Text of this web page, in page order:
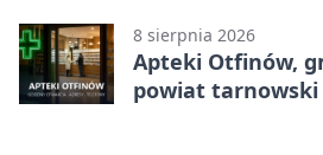
8 sierpnia 2026
Apteki Otfinów,
powiat tarnowski